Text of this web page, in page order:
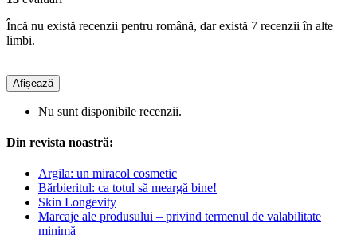
Încă nu există recenzii pentru română, dar există 7 recenzii în alte
limbi.
Afișează
Nu sunt disponibile recenzii.
Din revista noastră:
Argila: un miracol cosmetic
Bărbieritul: ca totul să meargă bine!
Skin Longevity
Marcaje ale produsului – privind termenul de valabilitate
minimă